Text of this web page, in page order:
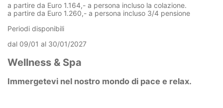
a partire da Euro 1.164,- a persona incluso la colazione.
a partire da Euro 1.260,- a persona incluso 3/4 pensione
Periodi disponibili
dal 09/01 al 30/01/2027
Wellness & Spa
Immergetevi nel nostro mondo di pace e relax.